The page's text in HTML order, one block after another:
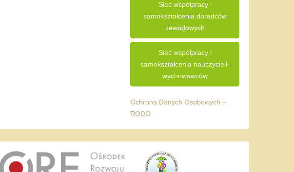
Sieć współpracy i
samokształcenia doradców
zawodowych
Sieć współpracy i
samokształcenia nauczycieli-
wychowawców
Ochrona Danych Osobowych –
RODO